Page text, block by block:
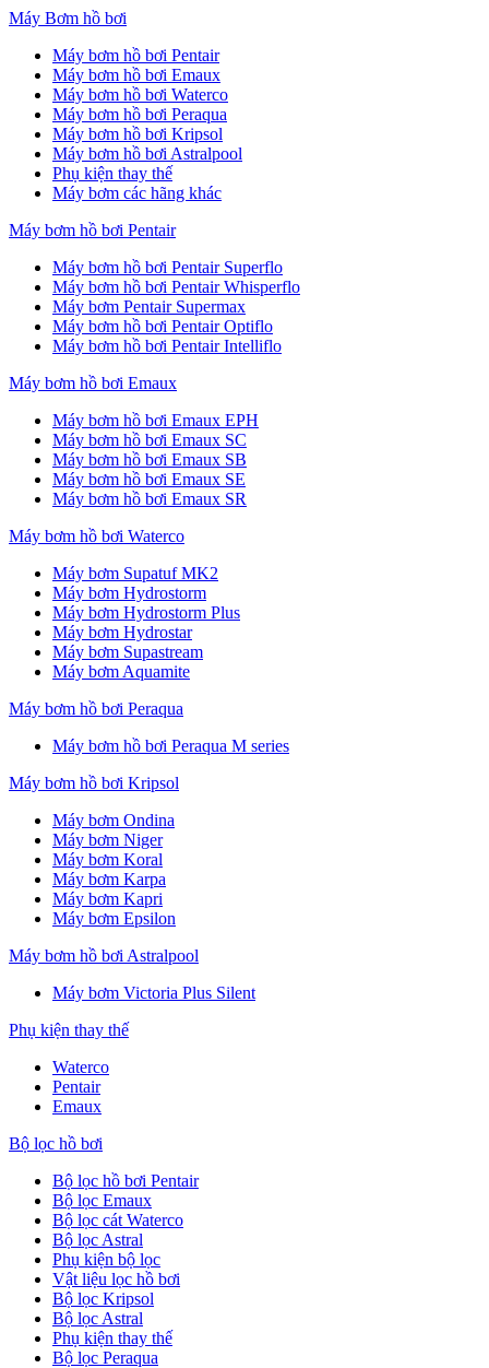
Máy Bơm hồ bơi
Máy bơm hồ bơi Pentair
Máy bơm hồ bơi Emaux
Máy bơm hồ bơi Waterco
Máy bơm hồ bơi Peraqua
Máy bơm hồ bơi Kripsol
Máy bơm hồ bơi Astralpool
Phụ kiện thay thế
Máy bơm các hãng khác
Máy bơm hồ bơi Pentair
Máy bơm hồ bơi Pentair Superflo
Máy bơm hồ bơi Pentair Whisperflo
Máy bơm Pentair Supermax
Máy bơm hồ bơi Pentair Optiflo
Máy bơm hồ bơi Pentair Intelliflo
Máy bơm hồ bơi Emaux
Máy bơm hồ bơi Emaux EPH
Máy bơm hồ bơi Emaux SC
Máy bơm hồ bơi Emaux SB
Máy bơm hồ bơi Emaux SE
Máy bơm hồ bơi Emaux SR
Máy bơm hồ bơi Waterco
Máy bơm Supatuf MK2
Máy bơm Hydrostorm
Máy bơm Hydrostorm Plus
Máy bơm Hydrostar
Máy bơm Supastream
Máy bơm Aquamite
Máy bơm hồ bơi Peraqua
Máy bơm hồ bơi Peraqua M series
Máy bơm hồ bơi Kripsol
Máy bơm Ondina
Máy bơm Niger
Máy bơm Koral
Máy bơm Karpa
Máy bơm Kapri
Máy bơm Epsilon
Máy bơm hồ bơi Astralpool
Máy bơm Victoria Plus Silent
Phụ kiện thay thế
Waterco
Pentair
Emaux
Bộ lọc hồ bơi
Bộ lọc hồ bơi Pentair
Bộ lọc Emaux
Bộ lọc cát Waterco
Bộ lọc Astral
Phụ kiện bộ lọc
Vật liệu lọc hồ bơi
Bộ lọc Kripsol
Bộ lọc Astral
Phụ kiện thay thế
Bộ lọc Peraqua